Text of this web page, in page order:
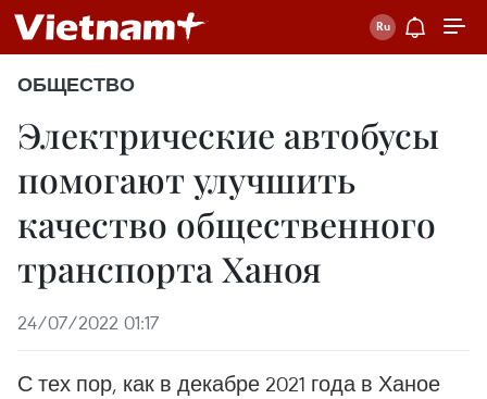
ОБЩЕСТВО
Электрические автобусы
помогают улучшить
качество общественного
транспорта Ханоя
24/07/2022 01:17
С тех пор, как в декабре 2021 года в Ханое